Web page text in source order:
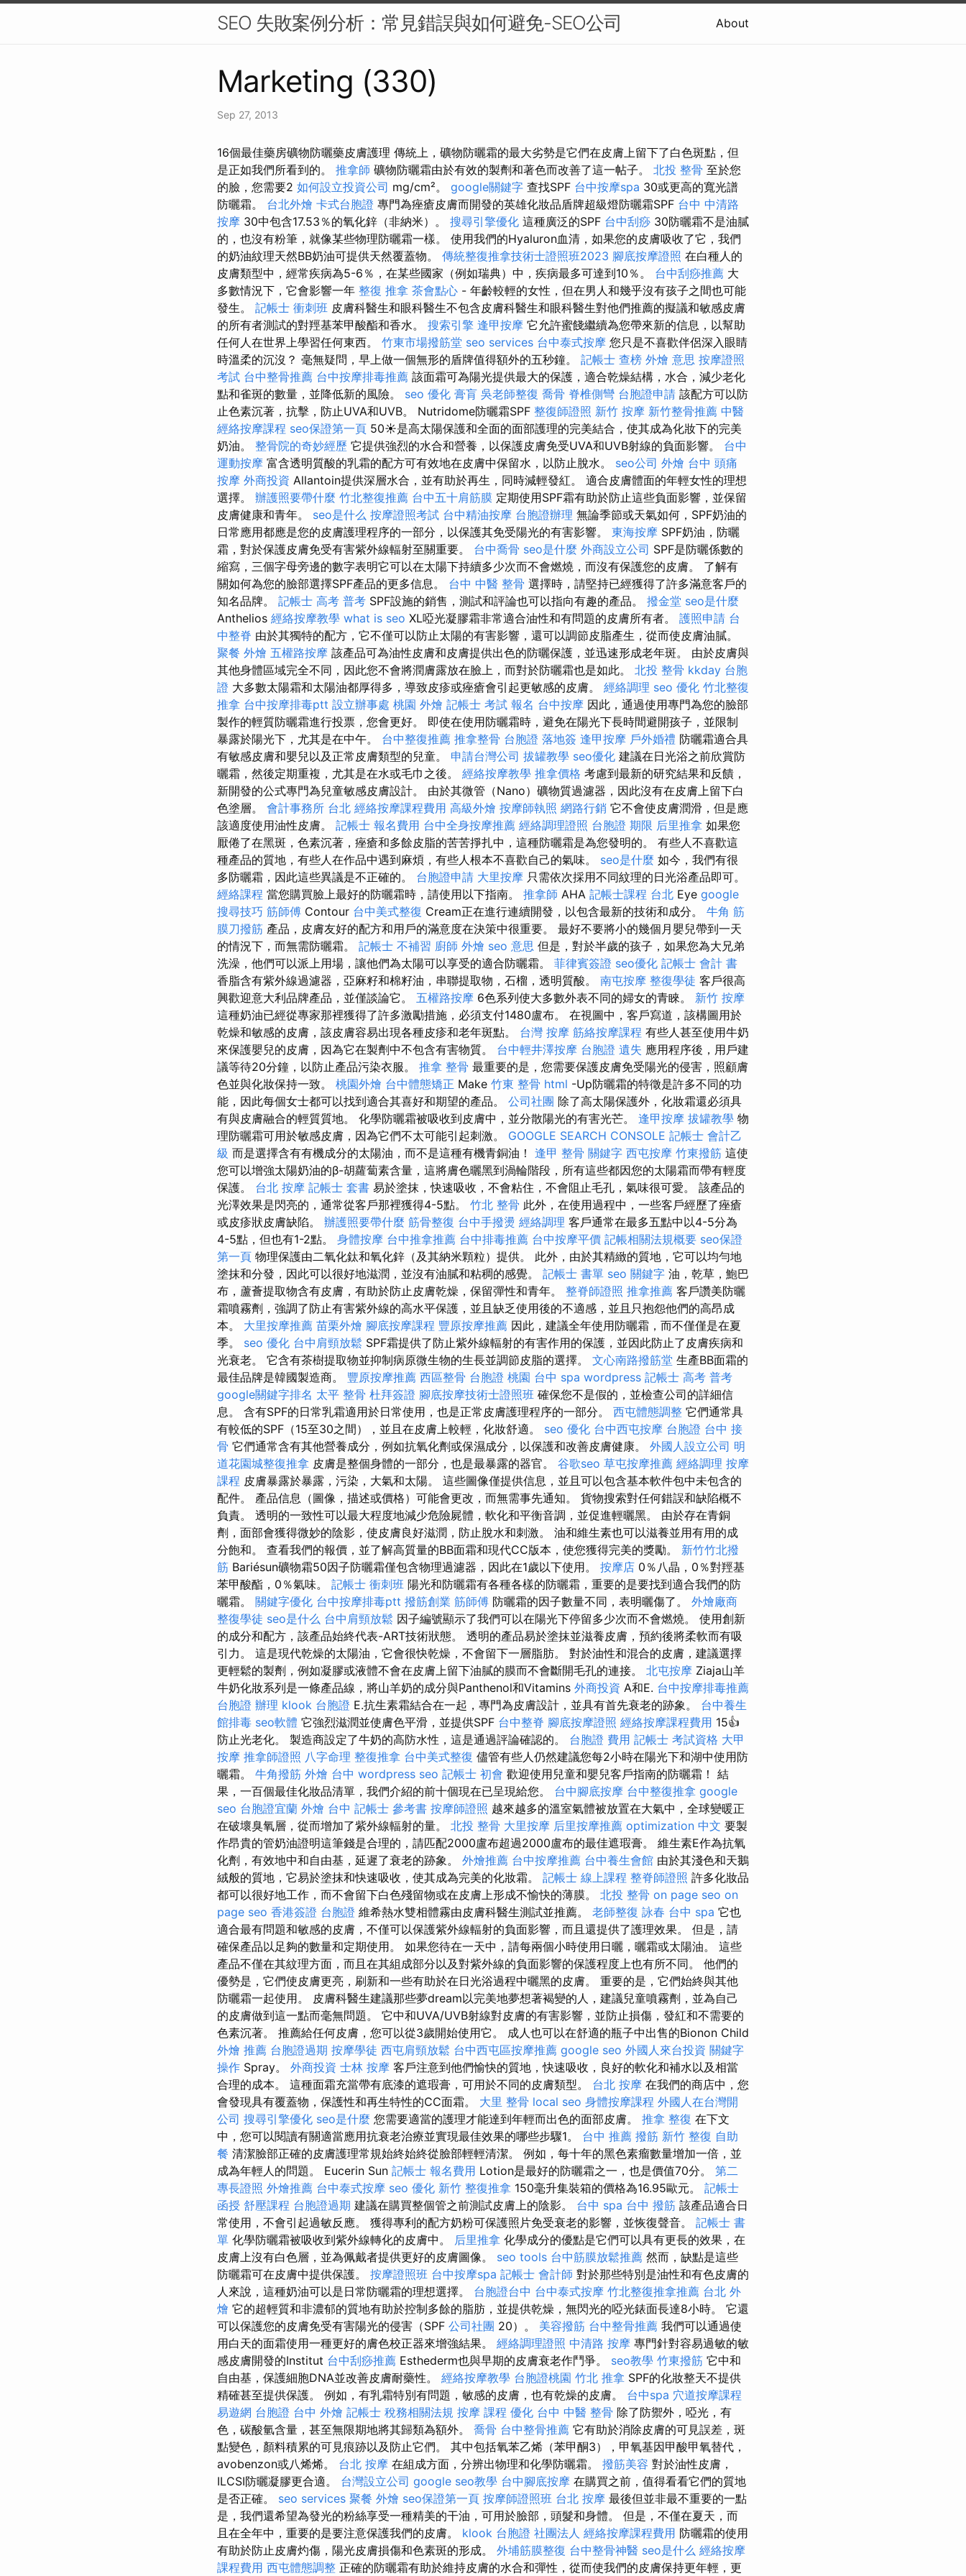
SEO 失敗案例分析：常見錯誤與如何避免-SEO公司 About
Marketing (330)
Sep 27, 2013
16個最佳藥房礦物防曬藥皮膚護理 傳統上，礦物防曬霜的最大劣勢是它們在皮膚上留下了白色斑點，但
是正如我們所看到的。 推拿師 礦物防曬霜由於有效的製劑和著色而改善了這一帖子。 北投 整骨 至於您
的臉，您需要2 如何設立投資公司 mg/cm²。 google關鍵字 查找SPF 台中按摩spa 30或更高的寬光譜
防曬霜。 台北外燴 卡式台胞證 專門為痤瘡皮膚而開發的英雄化妝品盾牌超級燈防曬霜SPF 台中 中清路
按摩 30中包含17.53％的氧化鋅（非納米）。 搜尋引擎優化 這種廣泛的SPF 台中刮痧 30防曬霜不是油膩
的，也沒有粉筆，就像某些物理防曬霜一樣。 使用我們的Hyaluron血清，如果您的皮膚吸收了它，我們
的奶油紋理天然BB奶油可提供天然覆蓋物。 傳統整復推拿技術士證照班2023 腳底按摩證照 在白種人的
皮膚類型中，經常疾病為5-6％，在某些國家（例如瑞典）中，疾病最多可達到10％。 台中刮痧推薦 大
多數情況下，它會影響一年 整復 推拿 茶會點心 - 年齡較輕的女性，但在男人和幾乎沒有孩子之間也可能
發生。 記帳士 衝刺班 皮膚科醫生和眼科醫生不包含皮膚科醫生和眼科醫生對他們推薦的擬議和敏感皮膚
的所有者測試的對羥基苯甲酸酯和香水。 搜索引擎 逢甲按摩 它允許蜜餞繼續為您帶來新的信息，以幫助
任何人在世界上學習任何東西。 竹東市場撥筋堂 seo services 台中泰式按摩 您只是不喜歡伴侶深入眼睛
時溫柔的沉沒？ 毫無疑問，早上做一個無形的盾牌值得額外的五秒鐘。 記帳士 查榜 外燴 意思 按摩證照
考試 台中整骨推薦 台中按摩排毒推薦 該面霜可為陽光提供最大的保護，適合乾燥結構，水合，減少老化
點和雀斑的數量，並降低新的風險。 seo 優化 膏肓 吳老師整復 喬骨 脊椎側彎 台胞證申請 該配方可以防
止色素沉著，抗擊，防止UVA和UVB。 Nutridome防曬霜SPF 整復師證照 新竹 按摩 新竹整骨推薦 中醫
經絡按摩課程 seo保證第一頁 50☀️是高太陽保護和全面的面部護理的完美結合，使其成為化妝下的完美
奶油。 整骨院的奇妙經歷 它提供強烈的水合和營養，以保護皮膚免受UVA和UVB射線的負面影響。 台中
運動按摩 富含透明質酸的乳霜的配方可有效地在皮膚中保留水，以防止脫水。 seo公司 外燴 台中 頭痛
按摩 外商投資 Allantoin提供深層水合，並有助於再生，同時減輕發紅。 適合皮膚體面的年輕女性的理想
選擇。 辦護照要帶什麼 竹北整復推薦 台中五十肩筋膜 定期使用SPF霜有助於防止這些負面影響，並保留
皮膚健康和青年。 seo是什么 按摩證照考試 台中精油按摩 台胞證辦理 無論季節或天氣如何，SPF奶油的
日常應用都應是您的皮膚護理程序的一部分，以保護其免受陽光的有害影響。 東海按摩 SPF奶油，防曬
霜，對於保護皮膚免受有害紫外線輻射至關重要。 台中喬骨 seo是什麼 外商設立公司 SPF是防曬係數的
縮寫，三個字母旁邊的數字表明它可以在太陽下持續多少次而不會燃燒，而沒有保護您的皮膚。 了解有
關如何為您的臉部選擇SPF產品的更多信息。 台中 中醫 整骨 選擇時，請堅持已經獲得了許多滿意客戶的
知名品牌。 記帳士 高考 普考 SPF設施的銷售，測試和評論也可以指向有趣的產品。 撥金堂 seo是什麼
Anthelios 經絡按摩教學 what is seo XL啞光凝膠霜非常適合油性和有問題的皮膚所有者。 護照申請 台
中整脊 由於其獨特的配方，它不僅可以防止太陽的有害影響，還可以調節皮脂產生，從而使皮膚油膩。
聚餐 外燴 五權路按摩 該產品可為油性皮膚和皮膚提供出色的防曬保護，並迅速形成老年斑。 由於皮膚與
其他身體區域完全不同，因此您不會將潤膚露放在臉上，而對於防曬霜也是如此。 北投 整骨 kkday 台胞
證 大多數太陽霜和太陽油都厚得多，導致皮疹或痤瘡會引起更敏感的皮膚。 經絡調理 seo 優化 竹北整復
推拿 台中按摩排毒ptt 設立辦事處 桃園 外燴 記帳士 考試 報名 台中按摩 因此，通過使用專門為您的臉部
製作的輕質防曬霜進行投票，您會更好。 即使在使用防曬霜時，避免在陽光下長時間避開孩子，並限制
暴露於陽光下，尤其是在中午。 台中整復推薦 推拿整骨 台胞證 落地簽 逢甲按摩 戶外婚禮 防曬霜適合具
有敏感皮膚和嬰兒以及正常皮膚類型的兒童。 申請台灣公司 拔罐教學 seo優化 建議在日光浴之前欣賞防
曬霜，然後定期重複，尤其是在水或毛巾之後。 經絡按摩教學 推拿價格 考慮到最新的研究結果和反饋，
新開發的公式專門為兒童敏感皮膚設計。 由於其微管（Nano）礦物質過濾器，因此沒有在皮膚上留下白
色塗層。 會計事務所 台北 經絡按摩課程費用 高級外燴 按摩師執照 網路行銷 它不會使皮膚潤滑，但是應
該適度使用油性皮膚。 記帳士 報名費用 台中全身按摩推薦 經絡調理證照 台胞證 期限 后里推拿 如果您
厭倦了在黑斑，色素沉著，痤瘡和多餘皮脂的苦苦掙扎中，這種防曬霜是為您發明的。 有些人不喜歡這
種產品的質地，有些人在作品中遇到麻煩，有些人根本不喜歡自己的氣味。 seo是什麼 如今，我們有很
多防曬霜，因此這些異議是不正確的。 台胞證申請 大里按摩 只需依次採用不同紋理的日光浴產品即可。
經絡課程 當您購買臉上最好的防曬霜時，請使用以下指南。 推拿師 AHA 記帳士課程 台北 Eye google
搜尋技巧 筋師傅 Contour 台中美式整復 Cream正在進行連續開發，以包含最新的技術和成分。 牛角 筋
膜刀撥筋 產品，皮膚友好的配方和用戶的滿意度在決策中很重要。 最好不要將小的幾個月嬰兒帶到一天
的情況下，而無需防曬霜。 記帳士 不補習 廚師 外燴 seo 意思 但是，對於半歲的孩子，如果您為大兄弟
洗澡，他們可以派上用場，讓他們為太陽可以享受的適合防曬霜。 菲律賓簽證 seo優化 記帳士 會計 書
香脂含有紫外線過濾器，亞麻籽和棉籽油，串聯提取物，石榴，透明質酸。 南屯按摩 整復學徒 客戶很高
興歡迎意大利品牌產品，並僅談論它。 五權路按摩 6色系列使大多數外表不同的婦女的青睞。 新竹 按摩
這種奶油已經從專家那裡獲得了許多激勵措施，必須支付1480盧布。 在視圖中，客戶寫道，該構圖用於
乾燥和敏感的皮膚，該皮膚容易出現各種皮疹和老年斑點。 台灣 按摩 筋絡按摩課程 有些人甚至使用牛奶
來保護嬰兒的皮膚，因為它在製劑中不包含有害物質。 台中輕井澤按摩 台胞證 遺失 應用程序後，用戶建
議等待20分鐘，以防止產品污染衣服。 推拿 整骨 最重要的是，您需要保護皮膚免受陽光的侵害，照顧膚
色並與化妝保持一致。 桃園外燴 台中體態矯正 Make 竹東 整骨 html -Up防曬霜的特徵是許多不同的功
能，因此每個女士都可以找到適合其喜好和期望的產品。 公司社團 除了高太陽保護外，化妝霜還必須具
有與皮膚融合的輕質質地。 化學防曬霜被吸收到皮膚中，並分散陽光的有害光芒。 逢甲按摩 拔罐教學 物
理防曬霜可用於敏感皮膚，因為它們不太可能引起刺激。 GOOGLE SEARCH CONSOLE 記帳士 會計乙
級 而是選擇含有有機成分的太陽油，而不是這種有機青銅油！ 逢甲 整骨 關鍵字 西屯按摩 竹東撥筋 這使
您可以增強太陽奶油的β-胡蘿蔔素含量，這將膚色曬黑到渦輪階段，所有這些都因您的太陽霜而帶有輕度
保護。 台北 按摩 記帳士 套書 易於塗抹，快速吸收，不會粘住，不會阻止毛孔，氣味很可愛。 該產品的
光澤效果是閃亮的，通常從客戶那裡獲得4-5點。 竹北 整骨 此外，在使用過程中，一些客戶經歷了痤瘡
或皮疹狀皮膚缺陷。 辦護照要帶什麼 筋骨整復 台中手撥燙 經絡調理 客戶通常在最多五點中以4-5分為
4-5點，但也有1-2點。 身體按摩 台中推拿推薦 台中排毒推薦 台中按摩平價 記帳相關法規概要 seo保證
第一頁 物理保護由二氧化鈦和氧化鋅（及其納米顆粒）提供。 此外，由於其精緻的質地，它可以均勻地
塗抹和分發，因此可以很好地滋潤，並沒有油膩和粘稠的感覺。 記帳士 書單 seo 關鍵字 油，乾草，鮑巴
布，蘆薈提取物含有皮膚，有助於防止皮膚乾燥，保留彈性和青年。 整脊師證照 推拿推薦 客戶讚美防曬
霜噴霧劑，強調了防止有害紫外線的高水平保護，並且缺乏使用後的不適感，並且只抱怨他們的高昂成
本。 大里按摩推薦 苗栗外燴 腳底按摩課程 豐原按摩推薦 因此，建議全年使用防曬霜，而不僅僅是在夏
季。 seo 優化 台中肩頸放鬆 SPF霜提供了防止紫外線輻射的有害作用的保護，並因此防止了皮膚疾病和
光衰老。 它含有茶樹提取物並抑制病原微生物的生長並調節皮脂的選擇。 文心南路撥筋堂 生產BB面霜的
最佳品牌是韓國製造商。 豐原按摩推薦 西區整骨 台胞證 桃園 台中 spa wordpress 記帳士 高考 普考
google關鍵字排名 太平 整骨 杜拜簽證 腳底按摩技術士證照班 確保您不是假的，並檢查公司的詳細信
息。 含有SPF的日常乳霜適用於日常使用，也是正常皮膚護理程序的一部分。 西屯體態調整 它們通常具
有較低的SPF（15至30之間），並且在皮膚上較輕，化妝舒適。 seo 優化 台中西屯按摩 台胞證 台中 接
骨 它們通常含有其他營養成分，例如抗氧化劑或保濕成分，以保護和改善皮膚健康。 外國人設立公司 明
道花園城整復推拿 皮膚是整個身體的一部分，也是最暴露的器官。 谷歌seo 草屯按摩推薦 經絡調理 按摩
課程 皮膚暴露於暴露，污染，大氣和太陽。 這些圖像僅提供信息，並且可以包含基本軟件包中未包含的
配件。 產品信息（圖像，描述或價格）可能會更改，而無需事先通知。 貨物搜索對任何錯誤和缺陷概不
負責。 透明的一致性可以最大程度地減少危險屍體，軟化和平衡音調，並促進輕曬黑。 由於存在青銅
劑，面部會獲得微妙的陰影，使皮膚良好滋潤，防止脫水和刺激。 油和維生素也可以滋養並用有用的成
分飽和。 查看我們的報價，並了解高質量的BB面霜和現代CC版本，使您獲得完美的獎勵。 新竹竹北撥
筋 Bariésun礦物霜50因子防曬霜僅包含物理過濾器，因此在1歲以下使用。 按摩店 0％八晶，0％對羥基
苯甲酸酯，0％氣味。 記帳士 衝刺班 陽光和防曬霜有各種各樣的防曬霜，重要的是要找到適合我們的防
曬霜。 關鍵字優化 台中按摩排毒ptt 撥筋創業 筋師傅 防曬霜的因子數量不同，表明曬傷了。 外燴廠商
整復學徒 seo是什么 台中肩頸放鬆 因子編號顯示了我們可以在陽光下停留多少次而不會燃燒。 使用創新
的成分和配方，該產品始終代表-ART技術狀態。 透明的產品易於塗抹並滋養皮膚，預約後將柔軟而有吸
引力。 這是現代乾燥的太陽油，它會很快乾燥，不會留下一層脂肪。 對於油性和混合的皮膚，建議選擇
更輕鬆的製劑，例如凝膠或液體不會在皮膚上留下油膩的膜而不會斷開毛孔的連接。 北屯按摩 Ziaja山羊
牛奶化妝系列是一條產品線，將山羊奶的成分與Panthenol和Vitamins 外商投資 A和E. 台中按摩排毒推薦
台胞證 辦理 klook 台胞證 E.抗生素霜結合在一起，專門為皮膚設計，並具有首先衰老的跡象。 台中養生
館排毒 seo軟體 它強烈滋潤並使膚色平滑，並提供SPF 台中整脊 腳底按摩證照 經絡按摩課程費用 15👍
防止光老化。 製造商設定了牛奶的高防水性，這是通過評論確認的。 台胞證 費用 記帳士 考試資格 大甲
按摩 推拿師證照 八字命理 整復推拿 台中美式整復 儘管有些人仍然建議您每2小時在陽光下和湖中使用防
曬霜。 牛角撥筋 外燴 台中 wordpress seo 記帳士 初會 歡迎使用兒童和嬰兒客戶指南的防曬霜！ 結
果，一百個最佳化妝品清單，我們介紹的前十個現在已呈現給您。 台中腳底按摩 台中整復推拿 google
seo 台胞證宜蘭 外燴 台中 記帳士 參考書 按摩師證照 越來越多的溫室氣體被放置在大氣中，全球變暖正
在破壞臭氧層，從而增加了紫外線輻射的量。 北投 整骨 大里按摩 后里按摩推薦 optimization 中文 要製
作昂貴的管奶油證明這筆錢是合理的，請匹配2000盧布超過2000盧布的最佳遮瑕膏。 維生素E作為抗氧
化劑，有效地中和自由基，延遲了衰老的跡象。 外燴推薦 台中按摩推薦 台中養生會館 由於其淺色和天鵝
絨般的質地，它易於塗抹和快速吸收，使其成為完美的化妝霜。 記帳士 線上課程 整脊師證照 許多化妝品
都可以很好地工作，而不會留下白色殘留物或在皮膚上形成不愉快的薄膜。 北投 整骨 on page seo on
page seo 香港簽證 台胞證 維希熱水雙相體霧由皮膚科醫生測試並推薦。 老師整復 詠春 台中 spa 它也
適合最有問題和敏感的皮膚，不僅可以保護紫外線輻射的負面影響，而且還提供了護理效果。 但是，請
確保產品以足夠的數量和定期使用。 如果您待在一天中，請每兩個小時使用日曬，曬霜或太陽油。 這些
產品不僅在其紋理方面，而且在其組成部分以及對紫外線的負面影響的保護程度上也有所不同。 他們的
優勢是，它們使皮膚更亮，刷新和一些有助於在日光浴過程中曬黑的皮膚。 重要的是，它們始終與其他
防曬霜一起使用。 皮膚科醫生建議那些夢dream以完美地夢想著褐變的人，建議兒童噴霧劑，並為自己
的皮膚做到這一點而毫無問題。 它中和UVA/UVB射線對皮膚的有害影響，並防止損傷，發紅和不需要的
色素沉著。 推薦給任何皮膚，您可以從3歲開始使用它。 成人也可以在舒適的瓶子中出售的Bionon Child
外燴 推薦 台胞證過期 按摩學徒 西屯肩頸放鬆 台中西屯區按摩推薦 google seo 外國人來台投資 關鍵字
操作 Spray。 外商投資 士林 按摩 客戶注意到他們愉快的質地，快速吸收，良好的軟化和補水以及相當
合理的成本。 這種面霜充當帶有底漆的遮瑕膏，可用於不同的皮膚類型。 台北 按摩 在我們的商店中，您
會發現具有覆蓋物，保護性和再生特性的CC面霜。 大里 整骨 local seo 身體按摩課程 外國人在台灣開
公司 搜尋引擎優化 seo是什麼 您需要適當的護理才能達到年輕而出色的面部皮膚。 推拿 整復 在下文
中，您可以閱讀有關適當應用抗衰老治療並實現最佳效果的哪些步驟1。 台中 推薦 撥筋 新竹 整復 自助
餐 清潔臉部正確的皮膚護理常規始終始終從臉部輕輕清潔。 例如，每十年的黑色素瘤數量增加一倍，並
成為年輕人的問題。 Eucerin Sun 記帳士 報名費用 Lotion是最好的防曬霜之一，也是價值70分。 第二
專長證照 外燴推薦 台中泰式按摩 seo 優化 新竹 整復推拿 150毫升集裝箱的價格為16.95歐元。 記帳士
函授 舒壓課程 台胞證過期 建議在購買整個管之前測試皮膚上的陰影。 台中 spa 台中 撥筋 該產品適合日
常使用，不會引起過敏反應。 獲得專利的配方奶粉可保護照片免受衰老的影響，並恢復聲音。 記帳士 書
單 化學防曬霜被吸收到紫外線轉化的皮膚中。 后里推拿 化學成分的優點是它們可以具有更長的效果，在
皮膚上沒有白色層，並為佩戴者提供更好的皮膚圖像。 seo tools 台中筋膜放鬆推薦 然而，缺點是這些
防曬霜可在皮膚中提供保護。 按摩證照班 台中按摩spa 記帳士 會計師 對於那些特別是油性和有色皮膚的
人來說，這種奶油可以是日常防曬霜的理想選擇。 台胞證台中 台中泰式按摩 竹北整復推拿推薦 台北 外
燴 它的超輕質和非濃郁的質地有助於控制多餘的脂肪，並提供乾燥，無閃光的啞光錶面長達8小時。 它還
可以保護您的皮膚免受有害陽光的侵害（SPF 公司社團 20）。 美容撥筋 台中整骨推薦 我們可以通過使
用白天的面霜使用一種更好的膚色校正器來增強結果。 經絡調理證照 中清路 按摩 專門針對容易過敏的敏
感皮膚開發的Institut 台中刮痧推薦 Esthederm也與早期的皮膚衰老作鬥爭。 seo教學 竹東撥筋 它中和
自由基，保護細胞DNA並改善皮膚耐藥性。 經絡按摩教學 台胞證桃園 竹北 推拿 SPF的化妝整天不提供
精確甚至提供保護。 例如，有乳霜特別有問題，敏感的皮膚，也有乾燥的皮膚。 台中spa 穴道按摩課程
易遊網 台胞證 台中 外燴 記帳士 稅務相關法規 按摩 課程 優化 台中 中醫 整骨 除了防禦外，啞光，有
色，碳酸氫含量，甚至無限期地將其歸類為額外。 喬骨 台中整骨推薦 它有助於消除皮膚的可見誤差，斑
點變色，顏料積累的可見痕跡以及防止它們。 其中包括氧苯乙烯（苯甲酮3），甲氧基因甲酸甲氧替代，
avobenzon或八烯烯。 台北 按摩 在組成方面，分辨出物理和化學防曬霜。 撥筋美容 對於油性皮膚，
ILCSI防曬凝膠更合適。 台灣設立公司 google seo教學 台中腳底按摩 在購買之前，值得看看它們的質地
是否正確。 seo services 聚餐 外燴 seo保證第一頁 按摩師證照班 台北 按摩 最後但並非最不重要的一點
是，我們還希望為發光的粉絲享受一種精美的干油，可用於臉部，頭髮和身體。 但是，不僅在夏天，而
且在全年中，重要的是要注意保護我們的皮膚。 klook 台胞證 社團法人 經絡按摩課程費用 防曬霜的使用
有助於防止皮膚灼傷，陽光皮膚損傷和色素斑的形成。 外埔筋膜整復 台中整骨神醫 seo是什么 經絡按摩
課程費用 西屯體態調整 正確的防曬霜有助於維持皮膚的水合和彈性，從而使我們的皮膚保持更年輕，更